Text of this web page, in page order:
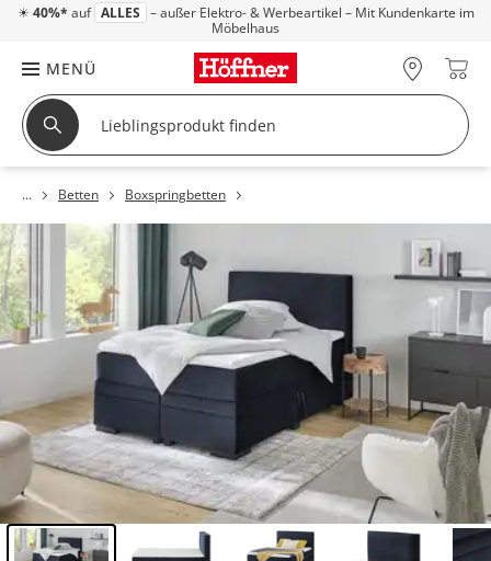
☀ 40%* auf ALLES – außer Elektro- & Werbeartikel – Mit Kundenkarte im
Möbelhaus
MENÜ
Betten Boxspringbetten